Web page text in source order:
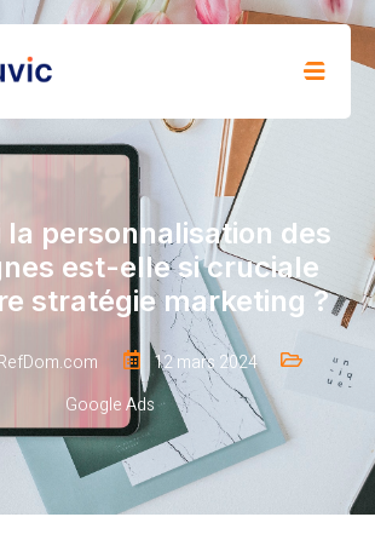
la personnalisation des
est-elle si cruciale
stratégie marketing ?
12 mars 2024
Google Ads